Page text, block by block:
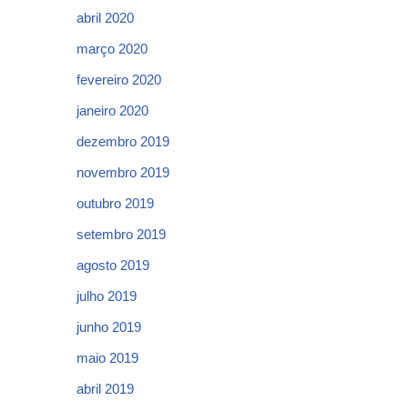
abril 2020
março 2020
fevereiro 2020
janeiro 2020
dezembro 2019
novembro 2019
outubro 2019
setembro 2019
agosto 2019
julho 2019
junho 2019
maio 2019
abril 2019